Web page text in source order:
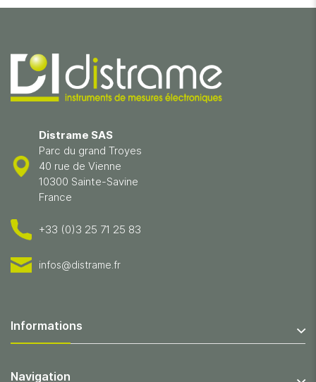
Distrame SAS
Parc du grand Troyes
40 rue de Vienne
10300 Sainte-Savine
France
+33 (0)3 25 71 25 83
infos@distrame.fr
Informations
Navigation